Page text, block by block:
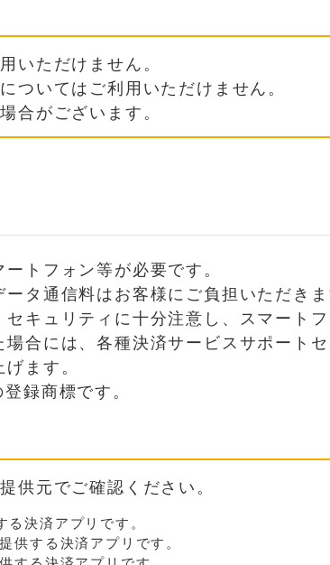
いただけません。
ついてはご利用いただけません。
合がございます。
トフォン等が必要です。
タ通信料はお客様にご負担いただき
キュリティに十分注意し、スマート
合には、各種決済サービスサポート
ます。
録商標です。
供元でご確認ください。
決済アプリです。
供する決済アプリです。